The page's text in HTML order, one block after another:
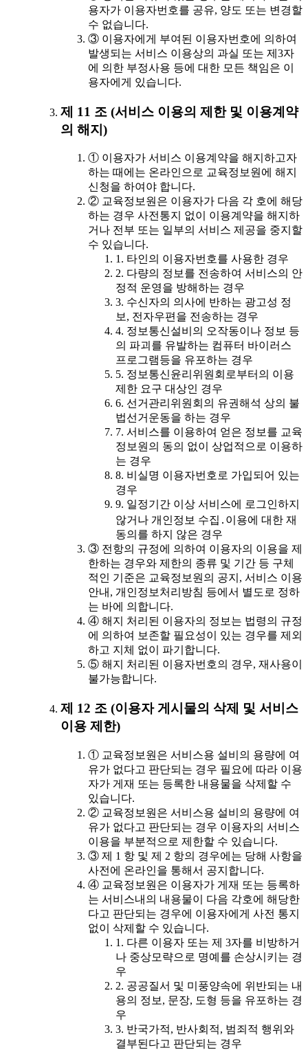
용자가 이용자번호를 공유, 양도 또는 변경할
수 없습니다.
③ 이용자에게 부여된 이용자번호에 의하여
발생되는 서비스 이용상의 과실 또는 제3자
에 의한 부정사용 등에 대한 모든 책임은 이
용자에게 있습니다.
제 11 조 (서비스 이용의 제한 및 이용계약
의 해지)
① 이용자가 서비스 이용계약을 해지하고자
하는 때에는 온라인으로 교육정보원에 해지
신청을 하여야 합니다.
② 교육정보원은 이용자가 다음 각 호에 해당
하는 경우 사전통지 없이 이용계약을 해지하
거나 전부 또는 일부의 서비스 제공을 중지할
수 있습니다.
1. 타인의 이용자번호를 사용한 경우
2. 다량의 정보를 전송하여 서비스의 안
정적 운영을 방해하는 경우
3. 수신자의 의사에 반하는 광고성 정
보, 전자우편을 전송하는 경우
4. 정보통신설비의 오작동이나 정보 등
의 파괴를 유발하는 컴퓨터 바이러스
프로그램등을 유포하는 경우
5. 정보통신윤리위원회로부터의 이용
제한 요구 대상인 경우
6. 선거관리위원회의 유권해석 상의 불
법선거운동을 하는 경우
7. 서비스를 이용하여 얻은 정보를 교육
정보원의 동의 없이 상업적으로 이용하
는 경우
8. 비실명 이용자번호로 가입되어 있는
경우
9. 일정기간 이상 서비스에 로그인하지
않거나 개인정보 수집․이용에 대한 재
동의를 하지 않은 경우
③ 전항의 규정에 의하여 이용자의 이용을 제
한하는 경우와 제한의 종류 및 기간 등 구체
적인 기준은 교육정보원의 공지, 서비스 이용
안내, 개인정보처리방침 등에서 별도로 정하
는 바에 의합니다.
④ 해지 처리된 이용자의 정보는 법령의 규정
에 의하여 보존할 필요성이 있는 경우를 제외
하고 지체 없이 파기합니다.
⑤ 해지 처리된 이용자번호의 경우, 재사용이
불가능합니다.
제 12 조 (이용자 게시물의 삭제 및 서비스
이용 제한)
① 교육정보원은 서비스용 설비의 용량에 여
유가 없다고 판단되는 경우 필요에 따라 이용
자가 게재 또는 등록한 내용물을 삭제할 수
있습니다.
② 교육정보원은 서비스용 설비의 용량에 여
유가 없다고 판단되는 경우 이용자의 서비스
이용을 부분적으로 제한할 수 있습니다.
③ 제 1 항 및 제 2 항의 경우에는 당해 사항을
사전에 온라인을 통해서 공지합니다.
④ 교육정보원은 이용자가 게재 또는 등록하
는 서비스내의 내용물이 다음 각호에 해당한
다고 판단되는 경우에 이용자에게 사전 통지
없이 삭제할 수 있습니다.
1. 다른 이용자 또는 제 3자를 비방하거
나 중상모략으로 명예를 손상시키는 경
우
2. 공공질서 및 미풍양속에 위반되는 내
용의 정보, 문장, 도형 등을 유포하는 경
우
3. 반국가적, 반사회적, 범죄적 행위와
결부된다고 판단되는 경우